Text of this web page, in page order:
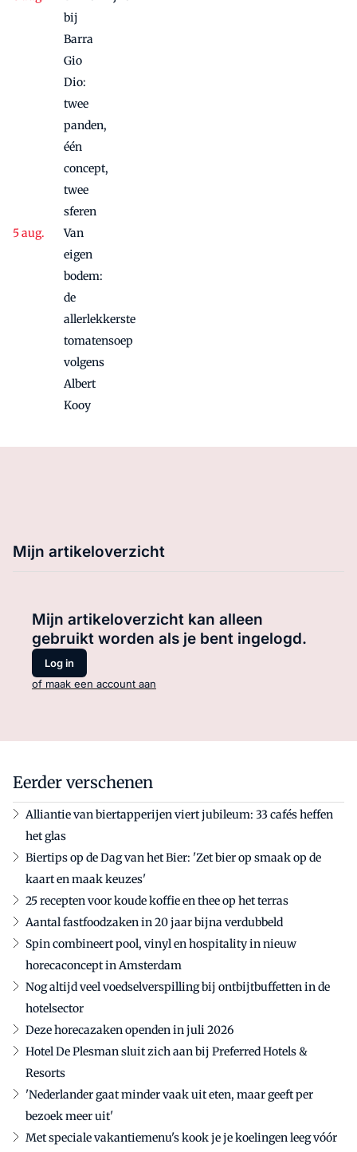
bij
Barra
Gio
Dio:
twee
panden,
één
concept,
twee
sferen
Van
eigen
bodem:
de
allerlekkerste
tomatensoep
volgens
Albert
Kooy
Mijn artikeloverzicht
Mijn artikeloverzicht kan alleen
gebruikt worden als je bent ingelogd.
Log in
of maak een account aan
Eerder verschenen
Alliantie van biertapperijen viert jubileum: 33 cafés heffen
het glas
Biertips op de Dag van het Bier: 'Zet bier op smaak op de
kaart en maak keuzes'
25 recepten voor koude koffie en thee op het terras
Aantal fastfoodzaken in 20 jaar bijna verdubbeld
Spin combineert pool, vinyl en hospitality in nieuw
horecaconcept in Amsterdam
Nog altijd veel voedselverspilling bij ontbijtbuffetten in de
hotelsector
Deze horecazaken openden in juli 2026
Hotel De Plesman sluit zich aan bij Preferred Hotels &
Resorts
'Nederlander gaat minder vaak uit eten, maar geeft per
bezoek meer uit'
Met speciale vakantiemenu's kook je je koelingen leeg vóór